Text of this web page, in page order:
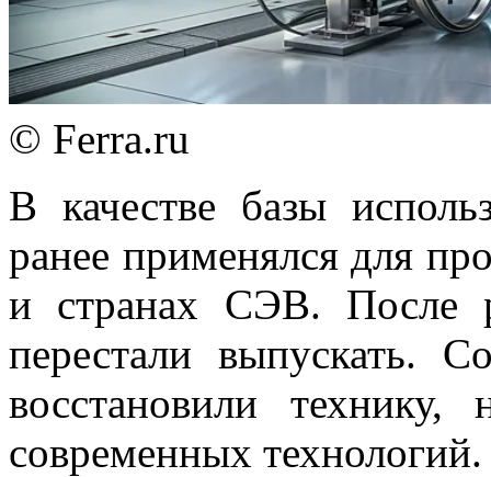
© Ferra.ru
В качестве базы
ранее применялся для
и странах СЭВ. После
перестали выпускать.
восстановили
современных технологий.